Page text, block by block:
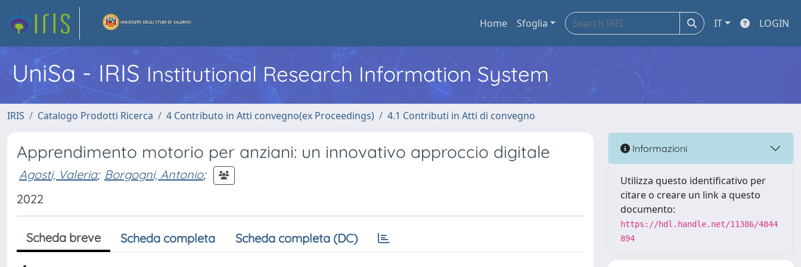
Home Sfoglia IT LOGIN
UniSa - IRIS Institutional Research Information System
IRIS Catalogo Prodotti Ricerca 4 Contributo in Atti convegno(ex Proceedings) 4.1 Contributi in Atti di convegno
Apprendimento motorio per anziani: un innovativo approccio digitale
Agosti, Valeria; Borgogni, Antonio;
2022
Scheda breve Scheda completa Scheda completa (DC)
Informazioni
Utilizza questo identificativo per
citare o creare un link a questo
documento:
https://hdl.handle.net/11386/4844
894